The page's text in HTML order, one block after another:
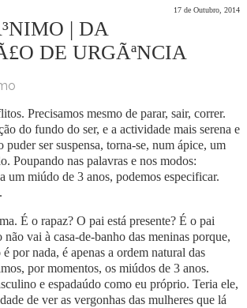
17 de Outubro, 2014
| DA
DE URGÃªNCIA
Precisamos mesmo de parar, sair, correr.
do fundo do ser, e a actividade mais serena e
puder ser suspensa, torna-se, num ápice, um
Poupando nas palavras e nos modos:
um miúdo de 3 anos, podemos especificar.
É o rapaz? O pai está presente? É o pai
vai à casa-de-banho das meninas porque,
por nada, é apenas a ordem natural das
por momentos, os miúdos de 3 anos.
e espadaúdo como eu próprio. Teria ele,
de ver as vergonhas das mulheres que lá